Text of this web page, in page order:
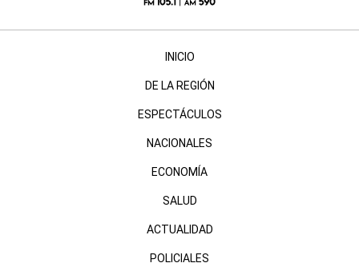
INICIO
DE LA REGIÓN
ESPECTÁCULOS
NACIONALES
ECONOMÍA
SALUD
ACTUALIDAD
POLICIALES